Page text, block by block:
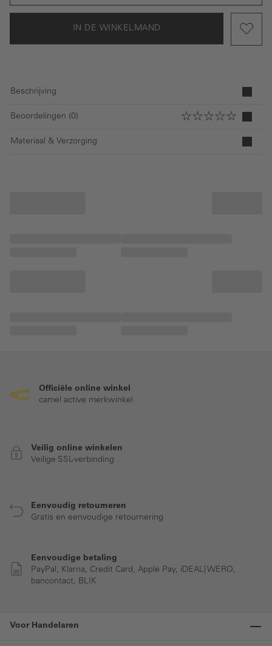
IN DE WINKELMAND
Beschrijving
Beoordelingen (0)
Materiaal & Verzorging
Officiële online winkel
camel active merkwinkel
Veilig online winkelen
Veilige SSL-verbinding
Eenvoudig retourneren
Gratis en eenvoudige retournering
Eenvoudige betaling
PayPal, Klarna, Credit Card, Apple Pay, iDEAL| WERO,
bancontact, BLIK
Voor Handelaren